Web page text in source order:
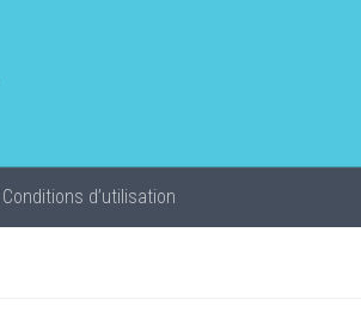
Conditions d’utilisation